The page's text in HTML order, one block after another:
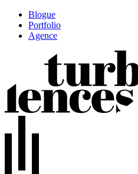
Blogue
Portfolio
Agence